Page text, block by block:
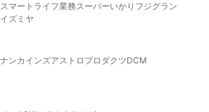
マート ライフ業務スーパーいかり フジグラン
イズミヤ
ンカインズアストロプロダクツDCM